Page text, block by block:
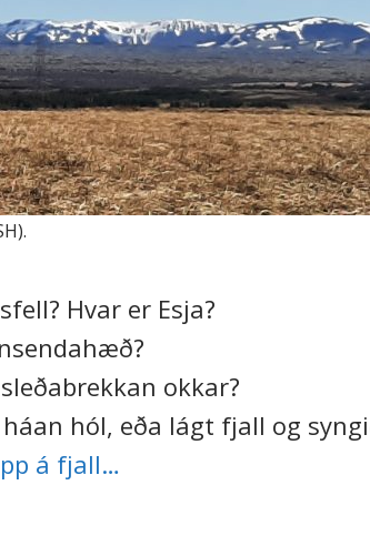
Hvar er Esja?
okkar?
háan hól, eða lágt fjall og
á fjall…